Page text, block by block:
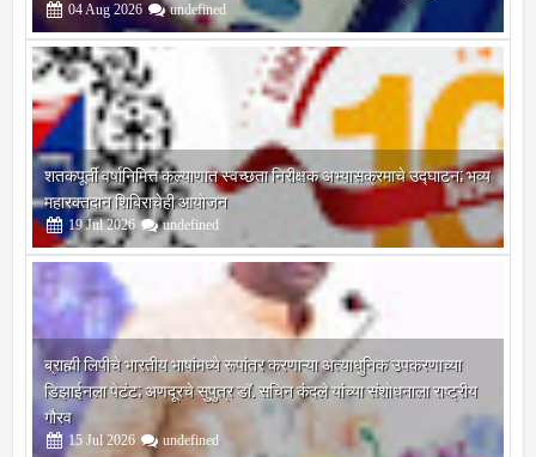
04Aug 2026 undefined
शतकपूर्ती वर्षानिमित्त कल्याणात स्वच्छता निरीक्षक अभ्यासक्रमाचे उद्घाटन; भव्य
महारक्तदान शिबिराचेही आयोजन
19 Jul 2026 undefined
ब्राह्मी लिपीचे भारतीय भाषांमध्ये रूपांतर करणाऱ्या अत्याधुनिक उपकरणाच्या
डिझाईनला पेटंट; अणदूरचे सुपुत्र डॉ. सचिन कंदले यांच्या संशोधनाला राष्ट्रीय
गौरव
15 Jul 2026 undefined